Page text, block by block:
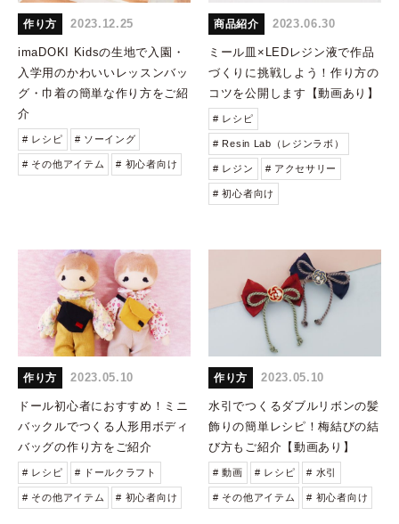
作り方 2023.12.25
imaDOKI Kidsの生地で入園・
入学用のかわいいレッスンバッ
グ・巾着の簡単な作り方をご紹
介
# レシピ # ソーイング
# その他アイテム # 初心者向け
商品紹介 2023.06.30
ミール皿×LEDレジン液で作品
づくりに挑戦しよう！作り方の
コツを公開します【動画あり】
# レシピ
# Resin Lab（レジンラボ）
# レジン # アクセサリー
# 初心者向け
作り方 2023.05.10
ドール初心者におすすめ！ミニ
バックルでつくる人形用ボディ
バッグの作り方をご紹介
# レシピ # ドールクラフト
# その他アイテム # 初心者向け
作り方 2023.05.10
水引でつくるダブルリボンの髪
飾りの簡単レシピ！梅結びの結
び方もご紹介【動画あり】
# 動画 # レシピ # 水引
# その他アイテム # 初心者向け